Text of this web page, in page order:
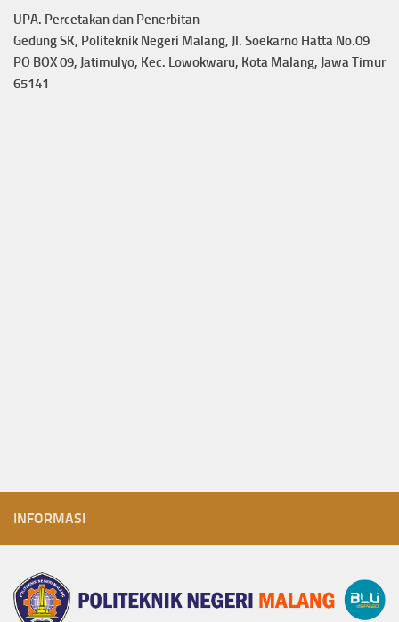
UPA. Percetakan dan Penerbitan
Gedung SK, Politeknik Negeri Malang, Jl. Soekarno Hatta No.09
PO BOX 09, Jatimulyo, Kec. Lowokwaru, Kota Malang, Jawa Timur
65141
INFORMASI